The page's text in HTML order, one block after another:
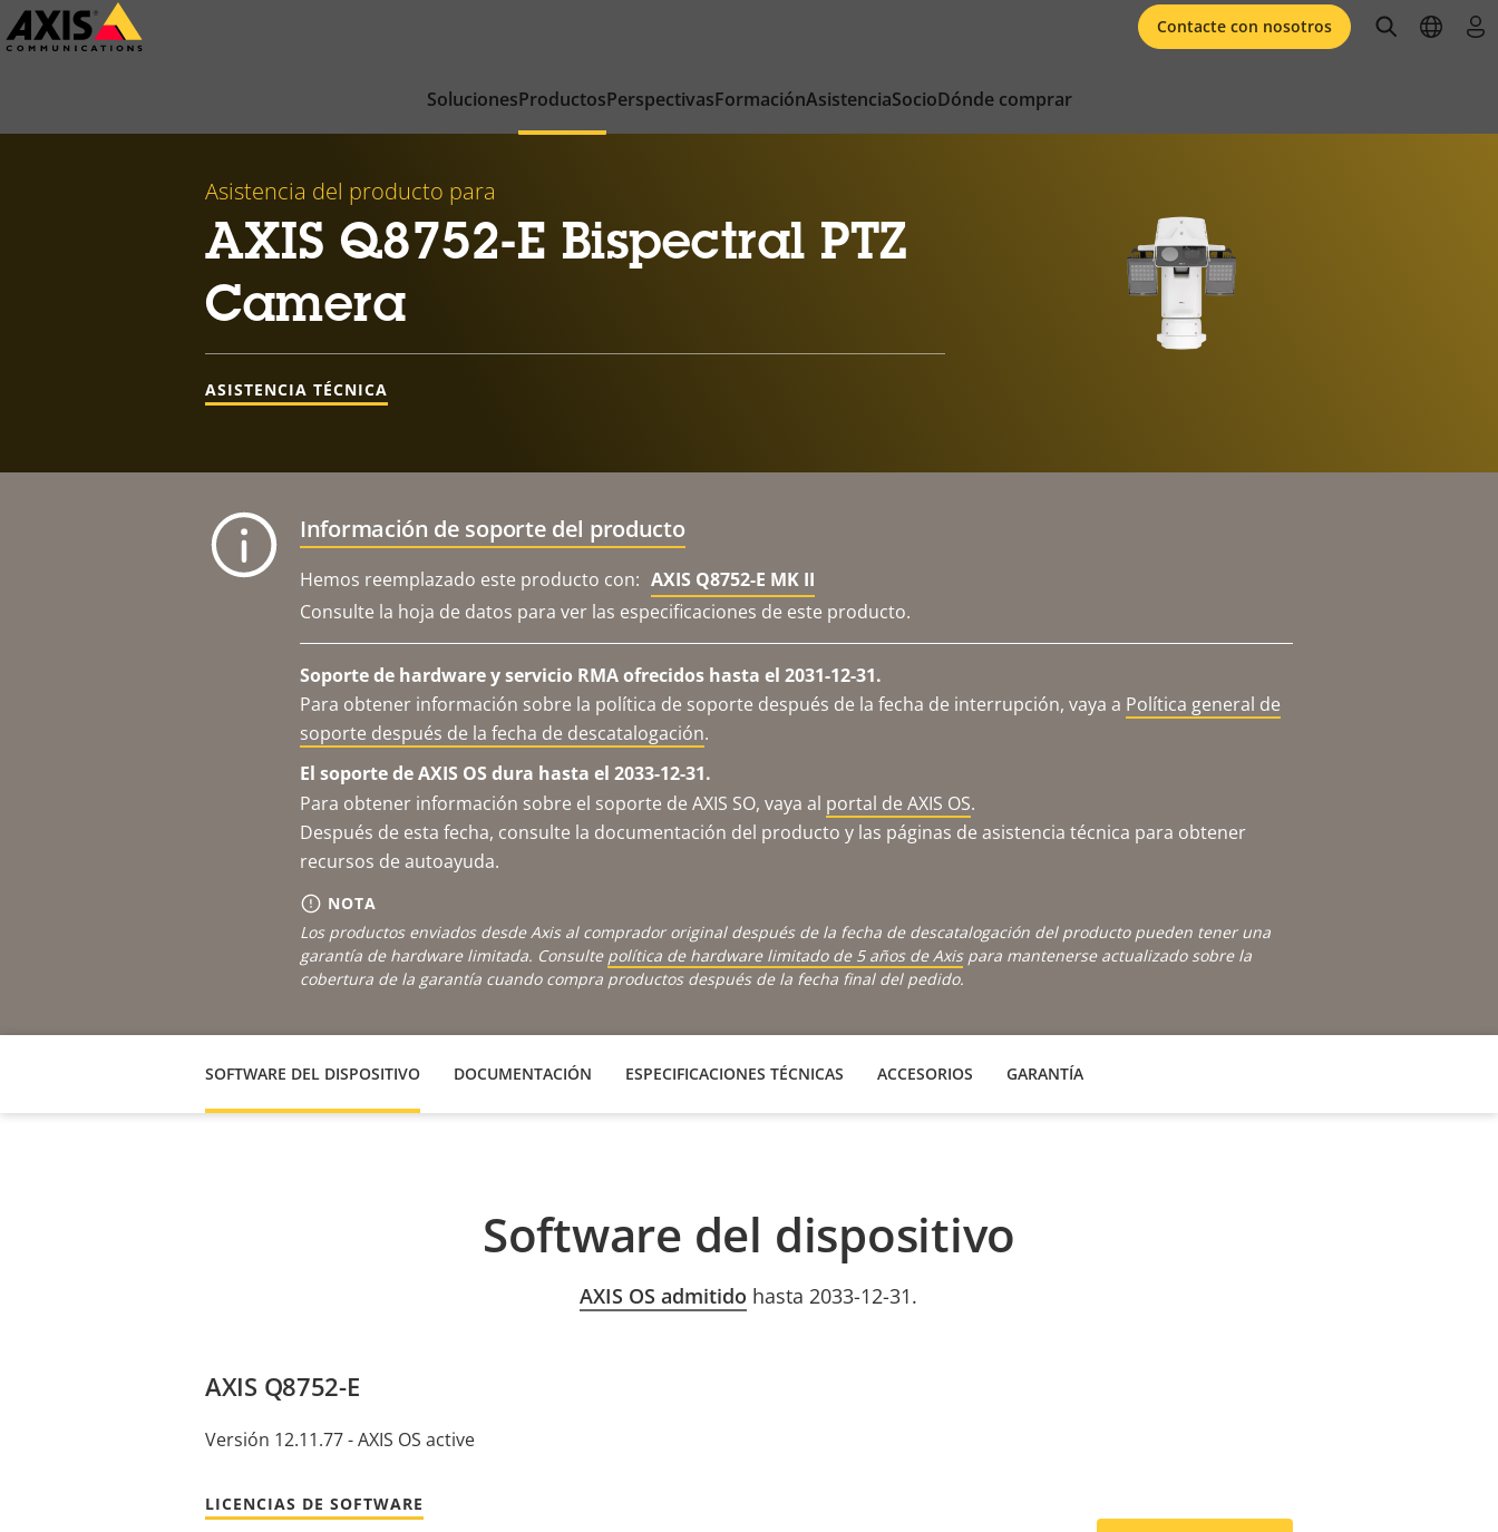
Saltar
al
SolucionesProductosPerspectivasFormaciónAsistenciaSocioDónde comprar
Contacte con nosotros openopen
Asistencia del producto para
AXIS Q8752-E Bispectral PTZ
Camera
ASISTENCIA TÉCNICA
Información de soporte del producto
Hemos reemplazado este producto con: AXIS Q8752-E MK II
Consulte la hoja de datos para ver las especificaciones de este producto.
Soporte de hardware y servicio RMA ofrecidos hasta el 2031-12-31.
Para obtener información sobre la política de soporte después de la fecha de interrupción, vaya a Política general de
soporte después de la fecha de descatalogación.
El soporte de AXIS OS dura hasta el 2033-12-31.
Para obtener información sobre el soporte de AXIS SO, vaya al portal de AXIS OS.
Después de esta fecha, consulte la documentación del producto y las páginas de asistencia técnica para obtener
recursos de autoayuda.
NOTA
Los productos enviados desde Axis al comprador original después de la fecha de descatalogación del producto pueden tener una
garantía de hardware limitada. Consulte política de hardware limitado de 5 años de Axispara mantenerse actualizado sobre la
cobertura de la garantía cuando compra productos después de la fecha final del pedido.
SOFTWARE DEL DISPOSITIVO DOCUMENTACIÓN ESPECIFICACIONES TÉCNICAS ACCESORIOS GARANTÍA
Software del dispositivo
AXIS OS admitido hasta 2033-12-31.
AXIS Q8752-E
Versión 12.11.77 - AXIS OS active
LICENCIAS DE SOFTWARE